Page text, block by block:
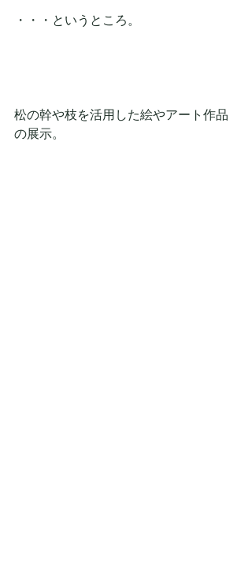
・・・というところ。
松の幹や枝を活用した絵やアート作品
の展示。